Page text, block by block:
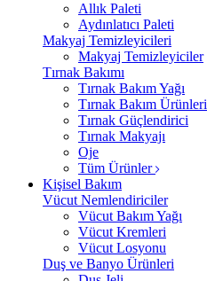
Allık Paleti
Aydınlatıcı Paleti
Makyaj Temizleyicileri
Makyaj Temizleyiciler
Tırnak Bakımı
Tırnak Bakım Yağı
Tırnak Bakım Ürünleri
Tırnak Güçlendirici
Tırnak Makyajı
Oje
Tüm Ürünler
Kişisel Bakım
Vücut Nemlendiriciler
Vücut Bakım Yağı
Vücut Kremleri
Vücut Losyonu
Duş ve Banyo Ürünleri